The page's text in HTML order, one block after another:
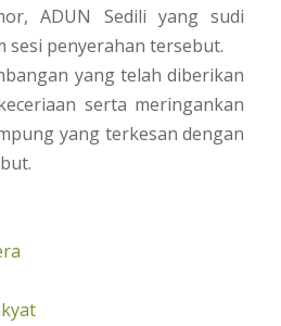
ADUN Sedili yang sudi
sesi penyerahan tersebut.
yang telah diberikan
serta meringankan
yang terkesan dengan